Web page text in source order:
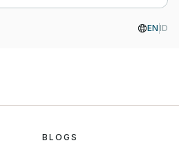
EN ID
BLOGS